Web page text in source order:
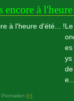
encore à
es
ys
de
e...
Permalien [#]